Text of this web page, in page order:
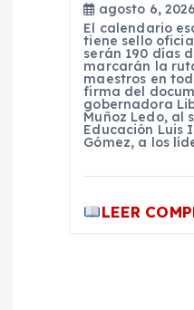
agosto 6, 2026
El calendario
tiene sello
serán 190 días
marcarán la
maestros en
firma del
gobernadora
Muñoz Ledo, al
Educación Luis
Gómez, a los
LEER